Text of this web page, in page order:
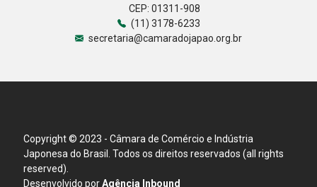
CEP: 01311-908
(11) 3178-6233
secretaria@camaradojapao.org.br
Copyright © 2023 - Câmara de Comércio e Indústria
Japonesa do Brasil. Todos os direitos reservados (all rights
reserved).
Desenvolvido porAgência Inbound